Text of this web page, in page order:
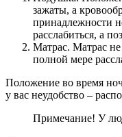
зажаты, а
принадлежности
расслабиться, а
Матрас. Матрас
полной мере
Положение во время
у вас неудобство –
Примечание! У